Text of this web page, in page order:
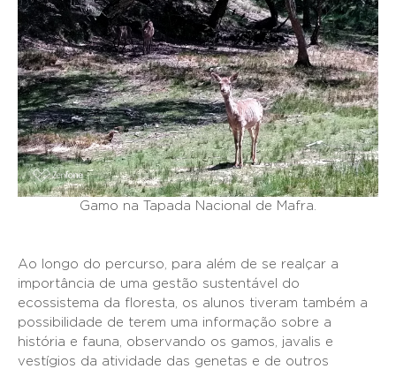
Gamo na Tapada Nacional de Mafra.
Ao longo do percurso, para além de se realçar a
importância de uma gestão sustentável do
ecossistema da floresta, os alunos tiveram também a
possibilidade de terem uma informação sobre a
história e fauna, observando os gamos, javalis e
vestígios da atividade das genetas e de outros